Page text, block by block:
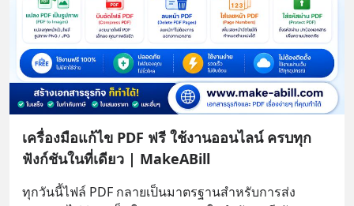
เครื่องมือแก้ไข PDF ฟรี ใช้งานออนไลน์ ครบทุก
ฟังก์ชันในที่เดียว | MakeABill
ทุกวันนี้ไฟล์ PDF กลายเป็นมาตรฐานสำหรับการส่ง